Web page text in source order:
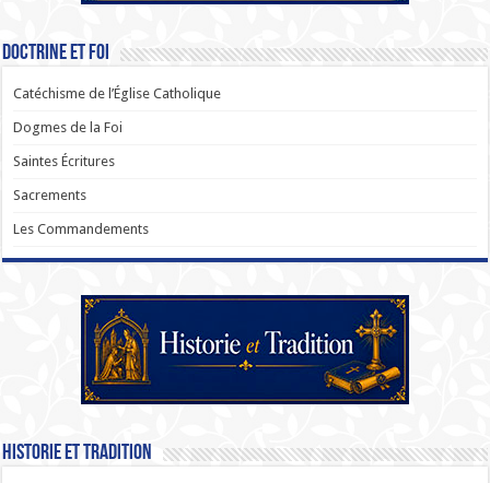
Doctrine et Foi
Catéchisme de l’Église Catholique
Dogmes de la Foi
Saintes Écritures
Sacrements
Les Commandements
Historie et Tradition